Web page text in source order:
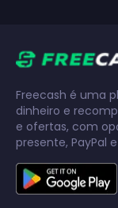
Freecash é uma
dinheiro e
e ofertas, com
presente, PayPal